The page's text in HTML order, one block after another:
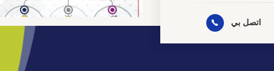
اتصل بي